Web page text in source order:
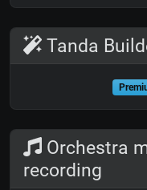
Tanda
Orchestra
recording